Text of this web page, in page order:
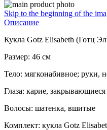
Skip to the beginning of the
Описание
Кукла Gotz Elisabeth (Готц
Размер: 46 см
Тело: мягконабивное; руки,
Глаза: карие, закрывающиеся
Волосы: шатенка, вшитые
Комплект: кукла Gotz